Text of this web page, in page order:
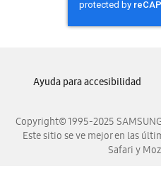
Samsung
Samsung
Copyright© 1995-2025
Este sitio se ve mejor en las
Safari y
Ayuda para accesibilidad